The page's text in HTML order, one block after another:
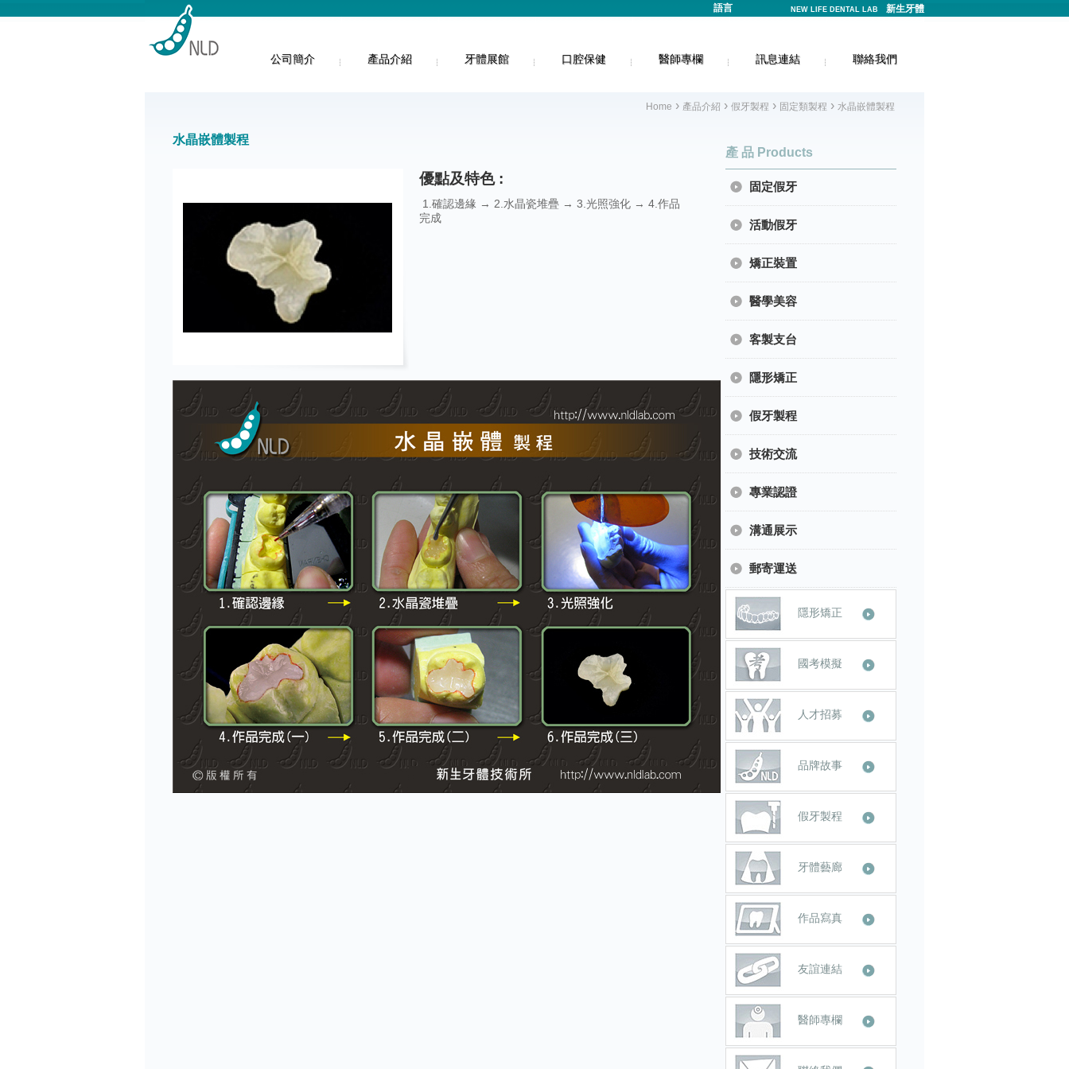
語言 NEW LIFE DENTAL LAB 新生牙體
公司簡介 產品介紹 牙體展館 口腔保健 醫師專欄 訊息連結 聯絡我們
產 品 Products
固定假牙
活動假牙
矯正裝置
醫學美容
客製支台
隱形矯正
假牙製程
技術交流
專業認證
溝通展示
郵寄運送
隱形矯正
國考模擬
人才招募
品牌故事
假牙製程
牙體藝廊
作品寫真
友誼連結
醫師專欄
水晶嵌體製程
Home › 產品介紹 › 假牙製程 › 固定類製程 › 水晶嵌體製程
優點及特色 :
1.確認邊緣 → 2.水晶瓷堆疊 → 3.光照強化 → 4.作品
完成